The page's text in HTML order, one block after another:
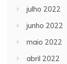
julho 2022
junho 2022
maio 2022
abril 2022